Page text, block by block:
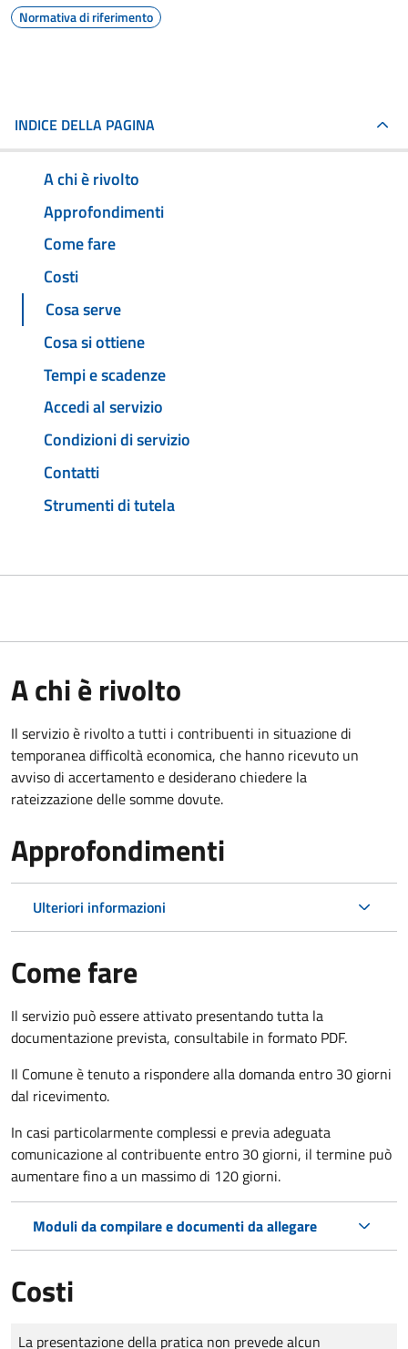
Normativa di riferimento
INDICE DELLA PAGINA
A chi è rivolto
Approfondimenti
Come fare
Costi
Cosa serve
Cosa si ottiene
Tempi e scadenze
Accedi al servizio
Condizioni di servizio
Contatti
Strumenti di tutela
A chi è rivolto
Il servizio è rivolto a tutti i contribuenti in situazione di
temporanea difficoltà economica, che hanno ricevuto un
avviso di accertamento e desiderano chiedere la
rateizzazione delle somme dovute.
Approfondimenti
Ulteriori informazioni
Come fare
Il servizio può essere attivato presentando tutta la
documentazione prevista, consultabile in formato PDF.
Il Comune è tenuto a rispondere alla domanda entro 30 giorni
dal ricevimento.
In casi particolarmente complessi e previa adeguata
comunicazione al contribuente entro 30 giorni, il termine può
aumentare fino a un massimo di 120 giorni.
Moduli da compilare e documenti da allegare
Costi
Tipo di pagamento
Importo
La presentazione della pratica non prevede alcun